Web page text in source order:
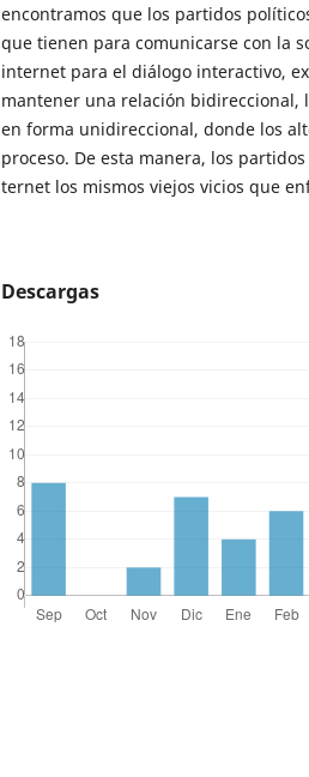
encontramos que los partidos
que tienen para comunicarse con la
internet para el diálogo interactivo,
mantener una relación bidireccional,
en forma unidireccional, donde los
proceso. De esta manera, los
ternet los mismos viejos vicios que
Descargas